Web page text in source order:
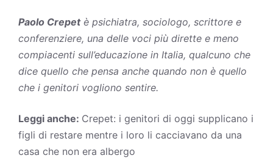
Paolo Crepetè psichiatra, sociologo, scrittore e
conferenziere, una delle voci più dirette e meno
compiacenti sull’educazione in Italia, qualcuno che
dice quello che pensa anche quando non è quello
che i genitori vogliono sentire.
Leggi anche: Crepet: i genitori di oggi supplicano i
figli di restare mentre i loro li cacciavano da una
casa che non era albergo